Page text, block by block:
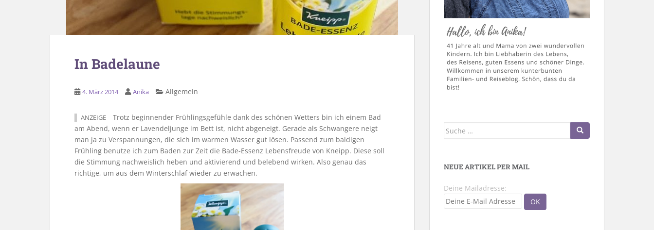
In Badelaune
4. März 2014 Anika Allgemein
ANZEIGE
Trotz beginnender Frühlingsgefühle dank des schönen Wetters bin ich einem Bad
am Abend, wenn er Lavendeljunge im Bett ist, nicht abgeneigt. Gerade als Schwangere neigt
man ja zu Verspannungen, die sich im warmen Wasser gut lösen. Passend zum baldigen
Frühling benutze ich zum Baden zur Zeit die Bade-Essenz Lebensfreude von Kneipp. Diese soll
die Stimmung nachweislich heben und aktivierend und belebend wirken. Also genau das
richtige, um aus dem Winterschlaf wieder zu erwachen.
Suche
NEUE ARTIKEL PER MAIL
Deine Mailadresse: